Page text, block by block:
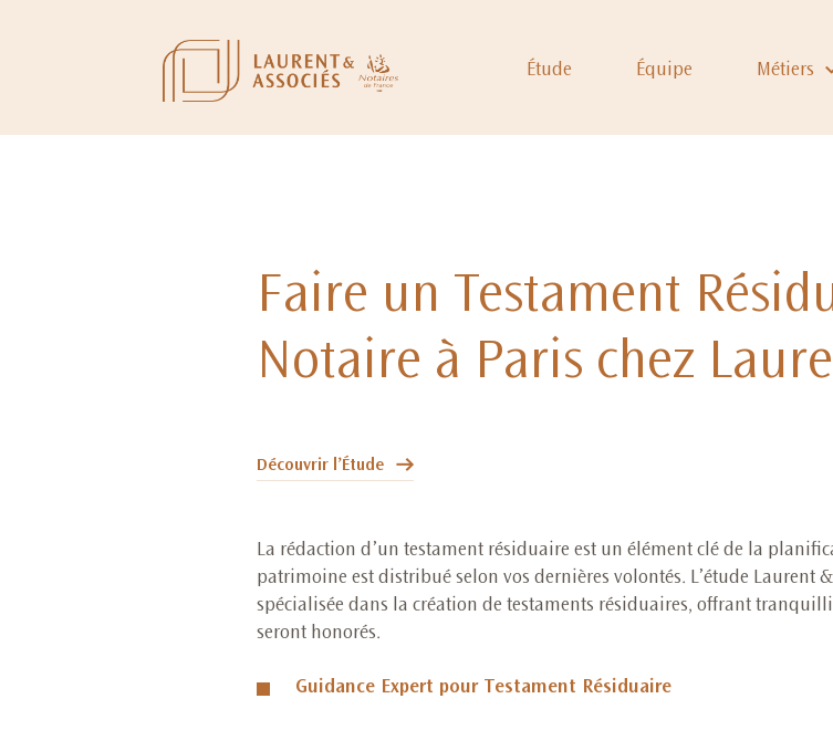
Étude Équipe Métiers
Faire un Testament
Notaire à Paris chez
Découvrir l’Étude
La rédaction d’un testament résiduaire est un élément clé de la
patrimoine est distribué selon vos dernières volontés. L’étude Laurent
spécialisée dans la création de testaments résiduaires, offrant
seront honorés.
Guidance Expert pour Testament Résiduaire